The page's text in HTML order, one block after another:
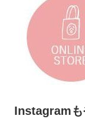
Instagram